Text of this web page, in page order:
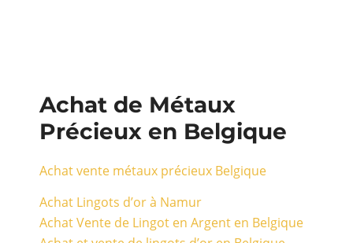
Achat de Métaux
Précieux en Belgique
Achat vente métaux précieux Belgique
Achat Lingots d’or à Namur
Achat Vente de Lingot en Argent en Belgique